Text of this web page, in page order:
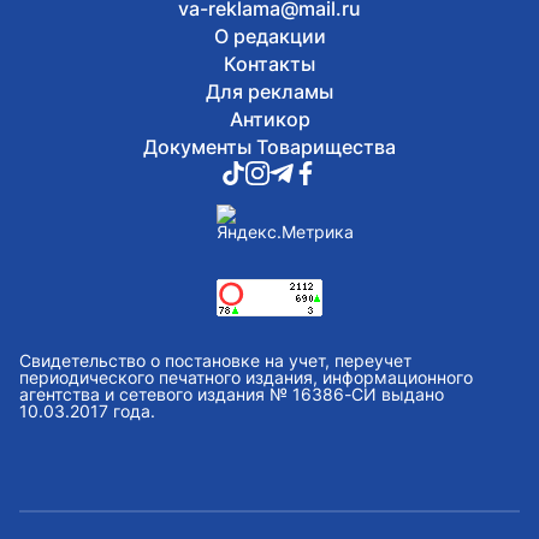
va-reklama@mail.ru
О редакции
Контакты
Для рекламы
Антикор
Документы Товарищества
Свидетельство о постановке на учет, переучет
периодического печатного издания, информационного
агентства и сетевого издания № 16386-СИ выдано
10.03.2017 года.